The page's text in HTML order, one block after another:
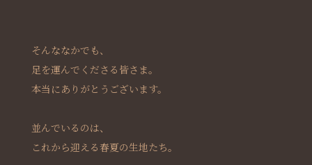
そんななかでも、
足を運んでくださる皆さま。
本当にありがとうございます。
並んでいるのは、
これから迎える春夏の生地たち。